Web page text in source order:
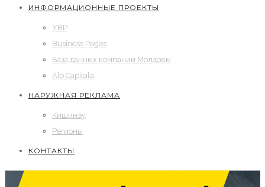
ИНФОРМАЦИОННЫЕ ПРОЕКТЫ
YBP
Business Pages
База данных компаний Молдовы
Alo Capitala
НАРУЖНАЯ РЕКЛАМА
Кишинэу
Регионы
КОНТАКТЫ